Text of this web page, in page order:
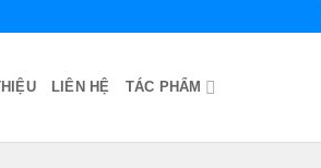
LIÊN HỆ TÁC PHẨM